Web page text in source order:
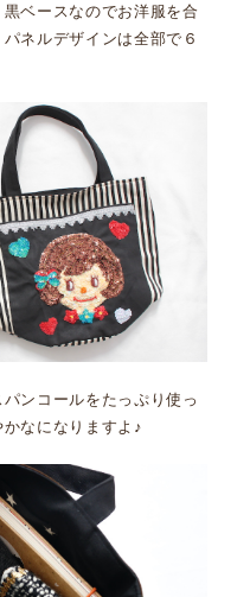
ベースなのでお洋服を合
ネルデザインは全部で６
ンコールをたっぷり使っ
なになりますよ♪